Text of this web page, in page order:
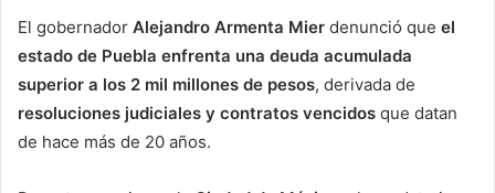
El gobernador Alejandro Armenta Mier denunció que el
estado de Puebla enfrenta una deuda acumulada
superior a los 2 mil millones de pesos, derivada de
resoluciones judiciales y contratos vencidos que datan
de hace más de 20 años.